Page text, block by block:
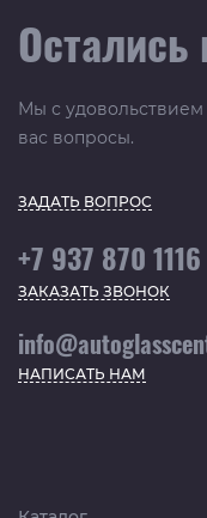
Мы с
вас вопросы.
ЗАДАТЬ ВОПРОС
+7 937 870 1116
ЗАКАЗАТЬ ЗВОНОК
НАПИСАТЬ НАМ